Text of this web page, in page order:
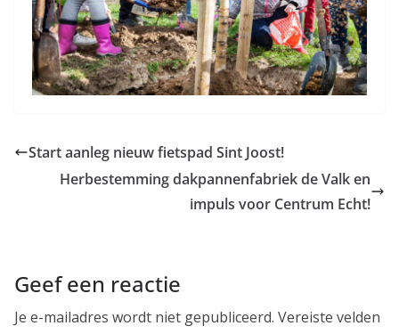
Start aanleg nieuw fietspad Sint Joost!
Herbestemming dakpannenfabriek de Valk en
impuls voor Centrum Echt!
Geef een reactie
Je e-mailadres wordt niet gepubliceerd. Vereiste velden